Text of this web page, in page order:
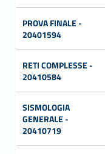
PROVA FINALE -
20401594
RETI COMPLESSE -
20410584
SISMOLOGIA
GENERALE -
20410719